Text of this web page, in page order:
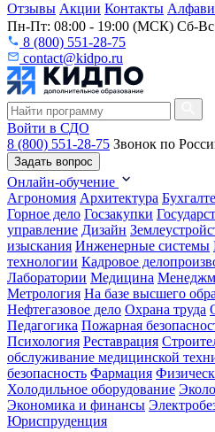
Отзывы Акции Контакты
Пн-Пт: 08:00 - 19:00 (МСК) Сб-
8 (800) 551-28-75
contact@kidpo.ru
Войти в СДО
8 (800) 551-28-75 Звонок по
Задать вопрос
Онлайн-обучение
Агрономия Архитектура
Горное дело Госзакупки
управление Дизайн
изыскания Инженерные системы
технологии Кадровое
Лаборатории Медицина
Метрология На базе высшего
Нефтегазовое дело Охрана труда
Педагогика Пожарная
Психология Реставрация
обслуживание медицинской
безопасность Фармация
Холодильное оборудование
Экономика и финансы
Юриспруденция